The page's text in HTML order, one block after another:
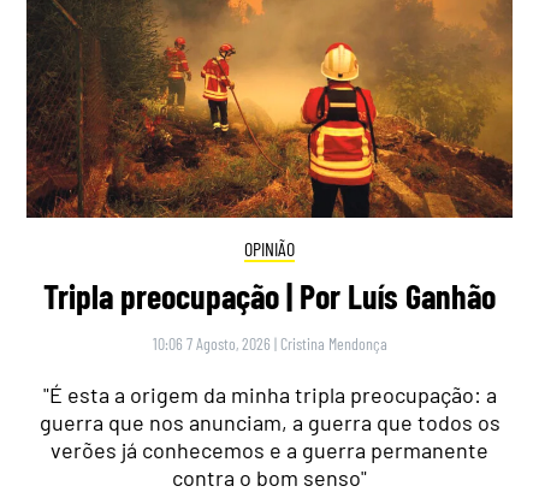
OPINIÃO
Tripla preocupação | Por Luís Ganhão
10:06 7 Agosto, 2026 | Cristina Mendonça
"É esta a origem da minha tripla preocupação: a
guerra que nos anunciam, a guerra que todos os
verões já conhecemos e a guerra permanente
contra o bom senso"